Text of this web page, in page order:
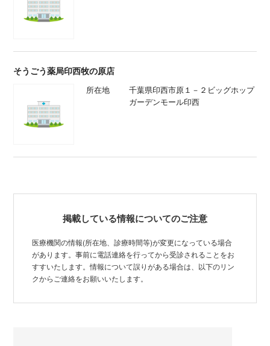
そうごう薬局印西牧の原店
所在地
千葉県印西市原１－２ビッグホップ
ガーデンモール印西
掲載している情報についてのご注意
医療機関の情報(所在地、診療時間等)が変更になっている場合
があります。事前に電話連絡を行ってから受診されることをお
すすいたします。情報について誤りがある場合は、以下のリン
クからご連絡をお願いいたします。